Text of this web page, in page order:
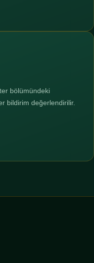
bölümündeki
bildirim değerlendirilir.